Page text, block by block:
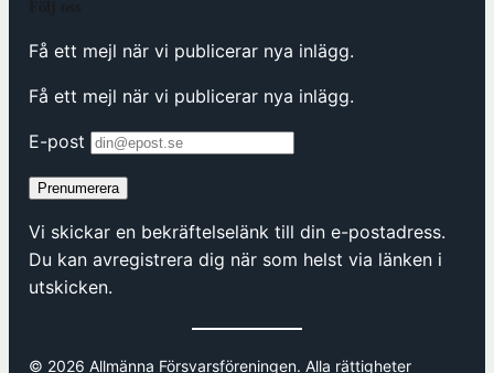
Få ett mejl när vi publicerar nya inlägg.
Få ett mejl när vi publicerar nya inlägg.
E-post
Prenumerera
Vi skickar en bekräftelselänk till din e-postadress.
Du kan avregistrera dig när som helst via länken i
utskicken.
© 2026 Allmänna Försvarsföreningen. Alla rättigheter